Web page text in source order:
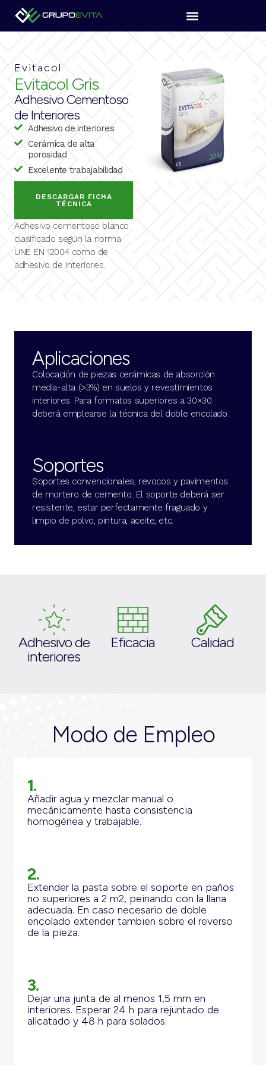
contenido
Evitacol
Evitacol Gris
Adhesivo Cementoso
de Interiores
Adhesivo de interiores
Cerámica de alta
porosidad
Excelente trabajabilidad
DESCARGAR FICHA
TÉCNICA
Adhesivo cementoso blanco
clasificado según la norma
UNE EN 12004 como de
adhesivo de interiores.
Aplicaciones
Colocación de piezas cerámicas de absorción
media-alta (>3%) en suelos y revestimientos
interiores. Para formatos superiores a 30×30
deberá emplearse la técnica del doble encolado.
Soportes
Soportes convencionales, revocos y pavimentos
de mortero de cemento. El soporte deberá ser
resistente, estar perfectamente fraguado y
limpio de polvo, pintura, aceite, etc.
Adhesivo de
interiores
Eficacia Calidad
Modo de Empleo
1.
Añadir agua y mezclar manual o
mecánicamente hasta consistencia
homogénea y trabajable.
2.
Extender la pasta sobre el soporte en paños
no superiores a 2 m2, peinando con la llana
adecuada. En caso necesario de doble
encolado extender tambien sobre el reverso
de la pieza.
3.
Dejar una junta de al menos 1,5 mm en
interiores. Esperar 24 h para rejuntado de
alicatado y 48 h para solados.